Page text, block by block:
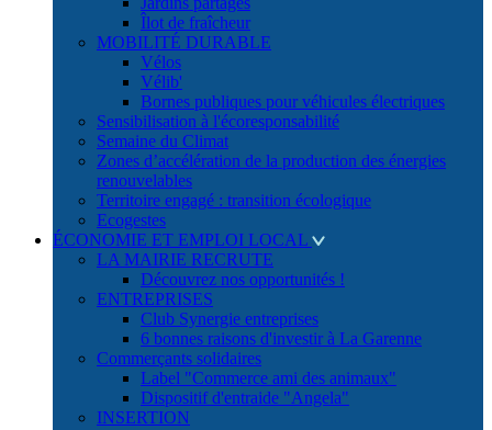
Îlot de fraîcheur
MOBILITÉ DURABLE
Vélos
Vélib'
Bornes publiques pour véhicules électriques
Sensibilisation à l'écoresponsabilité
Semaine du Climat
Zones d’accélération de la production des énergies
renouvelables
Territoire engagé : transition écologique
Ecogestes
ÉCONOMIE ET EMPLOI LOCAL
LA MAIRIE RECRUTE
Découvrez nos opportunités !
ENTREPRISES
Club Synergie entreprises
6 bonnes raisons d'investir à La Garenne
Commerçants solidaires
Label "Commerce ami des animaux"
Dispositif d'entraide "Angela"
INSERTION